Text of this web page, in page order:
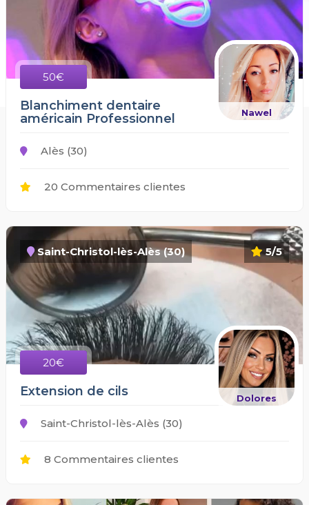
50€
Nawel
Blanchiment dentaire
américain Professionnel
Alès (30)
20 Commentaires clientes
5/5
Saint-Christol-lès-Alès (30)
20€
Dolores
Extension de cils
Saint-Christol-lès-Alès (30)
8 Commentaires clientes